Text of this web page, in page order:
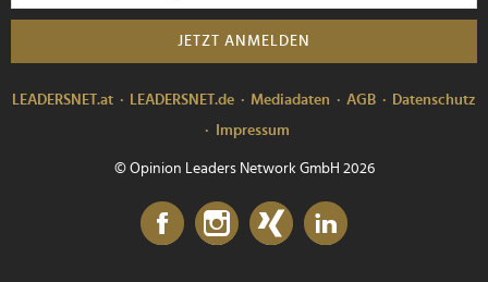
JETZT ANMELDEN
LEADERSNET.at LEADERSNET.de Mediadaten AGB
Datenschutz
Impressum
© Opinion Leaders Network GmbH 2026